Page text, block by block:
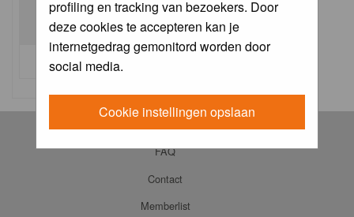
profiling en tracking van bezoekers. Door
deze cookies te accepteren kan je
internetgedrag gemonitord worden door
social media.
Cookie instellingen opslaan
I forgot my password
FAQ
Contact
Memberlist